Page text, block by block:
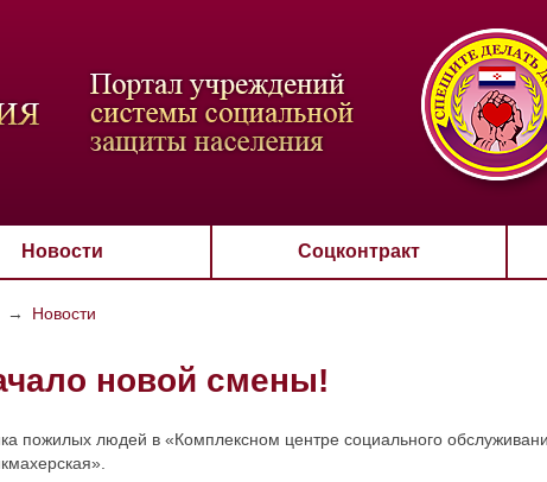
Скрыть Ч/б
Новости Соцконтракт
→ Новости
новой смены!
пожилых людей в «Комплексном центре социального